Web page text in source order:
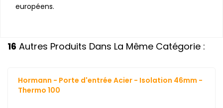
européens.
16 Autres Produits Dans La Même Catégorie :
Hormann - Porte d'entrée Acier - Isolation 46mm -
Thermo 100